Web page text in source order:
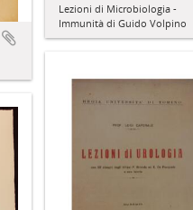
Lezioni di Microbiologia -
Immunità di Guido Volpino